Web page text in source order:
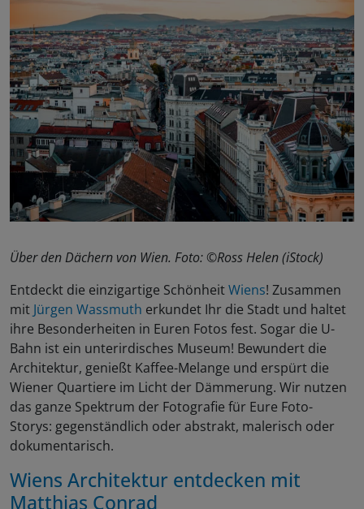
Über den Dächern von Wien. Foto: ©Ross Helen (iStock)
Entdeckt die einzigartige SchönheitWiens! Zusammen
mit Jürgen Wassmuth erkundet Ihr die Stadt und haltet
ihre Besonderheiten in Euren Fotos fest. Sogar die U-
Bahn ist ein unterirdisches Museum! Bewundert die
Architektur, genießt Kaffee-Melange und erspürt die
Wiener Quartiere im Licht der Dämmerung. Wir nutzen
das ganze Spektrum der Fotografie für Eure Foto-
Storys: gegenständlich oder abstrakt, malerisch oder
dokumentarisch.
Wiens Architektur entdecken mit
Matthias Conrad